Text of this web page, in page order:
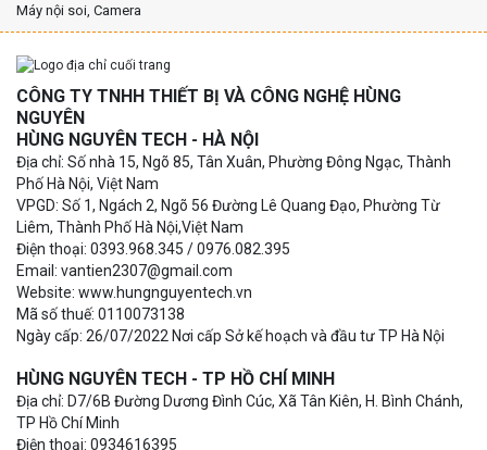
Máy nội soi, Camera
CÔNG TY TNHH THIẾT BỊ VÀ CÔNG NGHỆ HÙNG
NGUYÊN
HÙNG NGUYÊN TECH - HÀ NỘI
Địa chỉ: Số nhà 15, Ngõ 85, Tân Xuân, Phường Đông Ngạc, Thành
Phố Hà Nội, Việt Nam
VPGD: Số 1, Ngách 2, Ngõ 56 Đường Lê Quang Đạo, Phường Từ
Liêm, Thành Phố Hà Nội,Việt Nam
Điện thoại: 0393.968.345 / 0976.082.395
Email: vantien2307@gmail.com
Website: www.hungnguyentech.vn
Mã số thuế: 0110073138
Ngày cấp: 26/07/2022 Nơi cấp Sở kế hoạch và đầu tư TP Hà Nội
HÙNG NGUYÊN TECH - TP HỒ CHÍ MINH
Địa chỉ: D7/6B Đường Dương Đình Cúc, Xã Tân Kiên, H. Bình Chánh,
TP Hồ Chí Minh
Điện thoại: 0934616395